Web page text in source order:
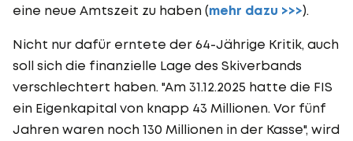
eine neue Amtszeit zu haben (mehr dazu >>>).
Nicht nur dafür erntete der 64-Jährige Kritik, auch
soll sich die finanzielle Lage des Skiverbands
verschlechtert haben. "Am 31.12.2025 hatte die FIS
ein Eigenkapital von knapp 43 Millionen. Vor fünf
Jahren waren noch 130 Millionen in der Kasse", wird